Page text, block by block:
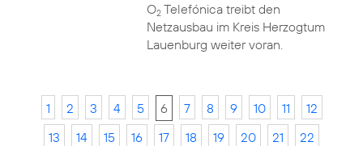
O2Telefónica treibt den
Netzausbau im Kreis Herzogtum
Lauenburg weiter voran.
1 2 3 4 5 6 7 8 9 10 11
12
13
14 15 16 17 18 19 20 21
22